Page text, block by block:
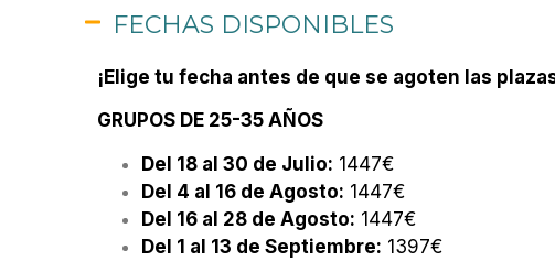
FECHAS DISPONIBLES
¡Elige tu fecha antes de que se agoten las
GRUPOS DE 25-35 AÑOS
Del 18 al 30 de Julio: 1447€
Del 4 al 16 de Agosto: 1447€
Del 16 al 28 de Agosto: 1447€
Del 1 al 13 de Septiembre: 1397€